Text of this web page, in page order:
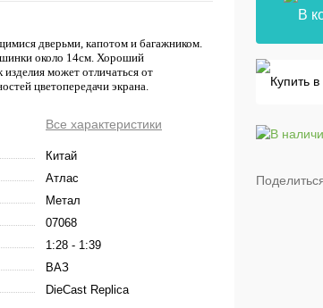
дверьми, капотом и багажником.
около 14см. Хороший
может отличаться от
цветопередачи экрана.
Все характеристики
Китай
Атлас
Метал
07068
1:28 - 1:39
ВАЗ
DieCast Replica